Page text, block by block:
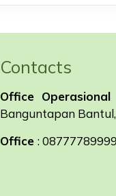
Contacts
Office Operasional
Banguntapan
Office: